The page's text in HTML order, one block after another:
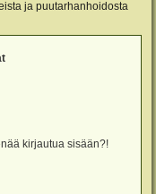
ja puutarhanhoidosta
kirjautua sisään?!